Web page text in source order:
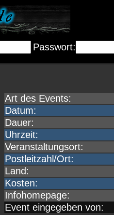
Passwort:
Art des Events:
Datum:
Dauer:
Uhrzeit:
Veranstaltungsort:
Postleitzahl/Ort:
Land:
Kosten:
Infohomepage:
Event eingegeben von: